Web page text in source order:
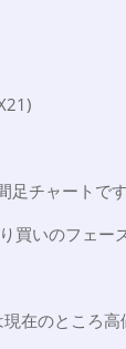
足チャートです
買いのフェーズ
在のところ高